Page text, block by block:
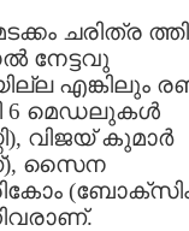
ചരിത്ര
നേട്ടവു
എങ്കിലും
6 മെഡലുകള്‍
വിജയ് കുമാര്‍
സൈന